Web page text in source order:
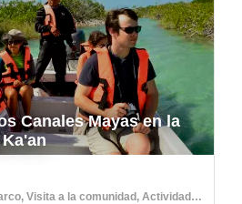
Canales Mayas en la
Día Completo | Tour en barco, Visita a la comunidad, Actividades culturales